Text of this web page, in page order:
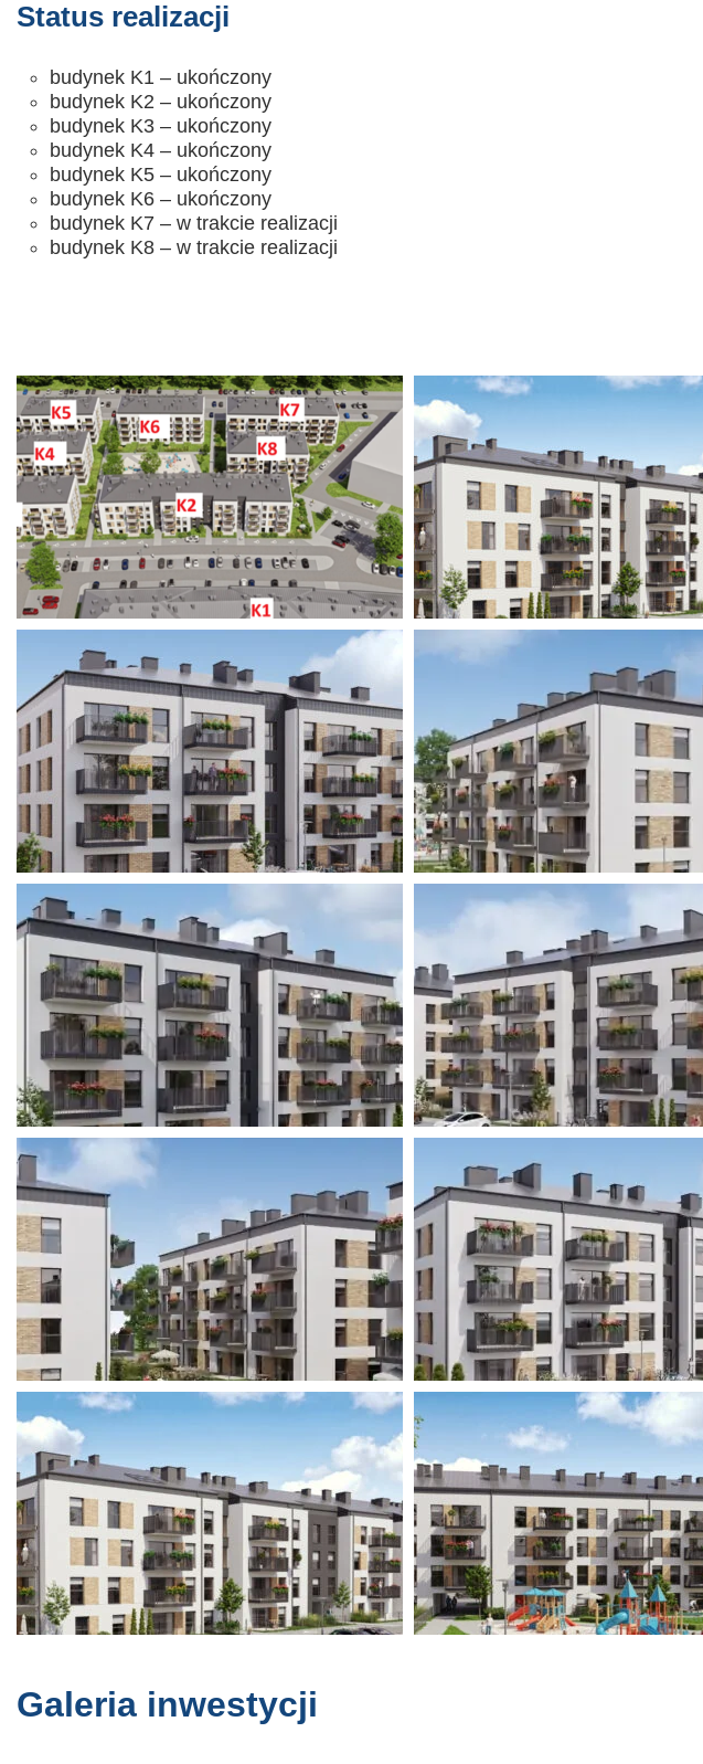
Status realizacji
budynek K1 – ukończony
budynek K2 – ukończony
budynek K3 – ukończony
budynek K4 – ukończony
budynek K5 – ukończony
budynek K6 – ukończony
budynek K7 – w trakcie realizacji
budynek K8 – w trakcie realizacji
Galeria inwestycji